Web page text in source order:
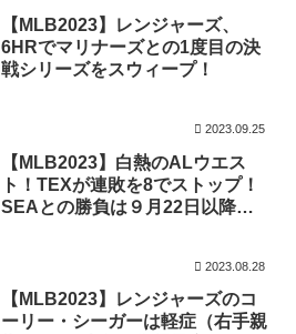
【MLB2023】レンジャーズ、
6HRでマリナーズとの1度目の決
戦シリーズをスウィープ！
2023.09.25
【MLB2023】白熱のALウエス
ト！TEXが連敗を8でストップ！
SEAとの勝負は９月22日以降の
2023.08.28
【MLB2023】レンジャーズのコ
ーリー・シーガーは軽症（右手親